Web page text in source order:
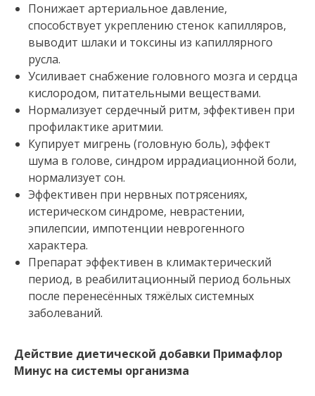
Понижает артериальное давление,
способствует укреплению стенок капилляров,
выводит шлаки и токсины из капиллярного
русла.
Усиливает снабжение головного мозга и сердца
кислородом, питательными веществами.
Нормализует сердечный ритм, эффективен при
профилактике аритмии.
Купирует мигрень (головную боль), эффект
шума в голове, синдром иррадиационной боли,
нормализует сон.
Эффективен при нервных потрясениях,
истерическом синдроме, неврастении,
эпилепсии, импотенции неврогенного
характера.
Препарат эффективен в климактерический
период, в реабилитационный период больных
после перенесённых тяжёлых системных
заболеваний.
Действие диетической добавки Примафлор
Минус на системы организма